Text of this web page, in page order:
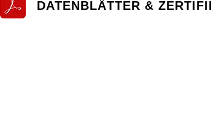
DATENBLÄTTER &